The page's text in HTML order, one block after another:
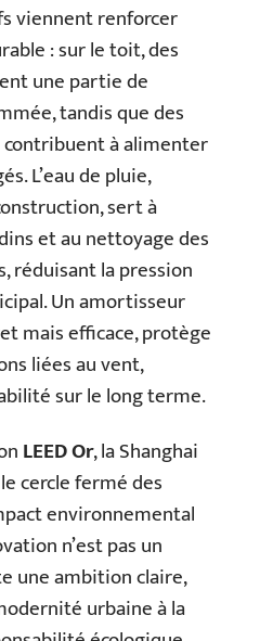
viennent renforcer
: sur le toit, des
une partie de
tandis que des
contribuent à alimenter
L’eau de pluie,
sert à
et au nettoyage des
réduisant la pression
Un amortisseur
mais efficace, protège
liées au vent,
sur le long terme.
LEED Or, la Shanghai
cercle fermé des
environnemental
n’est pas un
une ambition claire,
urbaine à la